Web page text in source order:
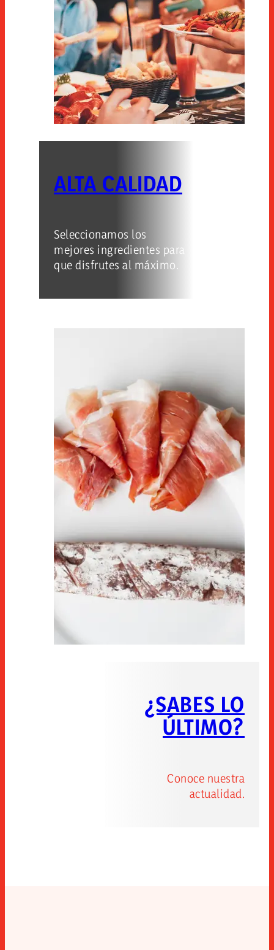
ALTA CALIDAD
Seleccionamos los
mejores ingredientes para
que disfrutes al máximo.
¿SABES LO
ÚLTIMO?
Conoce nuestra
actualidad.